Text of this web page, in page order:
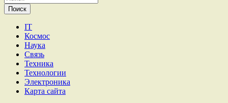
Поиск
IT
Космос
Наука
Связь
Техника
Технологии
Электроника
Карта сайта